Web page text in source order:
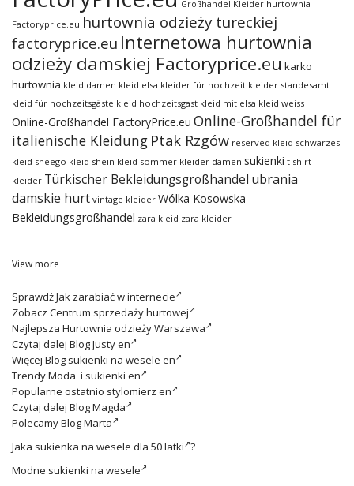
Großhandel Kleider hurtownia
Factoryprice.eu hurtownia odzieży tureckiej
factoryprice.eu Internetowa hurtownia
odzieży damskiej Factoryprice.eu karko
hurtownia kleid damen kleid elsa kleider für hochzeit kleider standesamt
kleid für hochzeitsgäste kleid hochzeitsgast kleid mit elsa kleid weiss
Online-Großhandel FactoryPrice.eu Online-Großhandel für
italienische Kleidung Ptak Rzgów reserved kleid schwarzes
kleid sheego kleid shein kleid sommer kleider damen sukienki t shirt
kleider Türkischer Bekleidungsgroßhandel ubrania
damskie hurt vintage kleider Wólka Kosowska
Bekleidungsgroßhandel zara kleid zara kleider
View more
SprawdźJak zarabiać w internecie
Zobacz Centrum sprzedaży hurtowej
Najlepsza Hurtownia odzieży Warszawa
Czytaj dalej Blog Justy en
Więcej Blog sukienki na wesele en
TrendyModa i sukienki en
Popularne ostatnio stylomierz en
Czytaj dalej Blog Magda
PolecamyBlog Marta
Jaka sukienka na wesele dla 50 latki ?
Modne sukienki na wesele